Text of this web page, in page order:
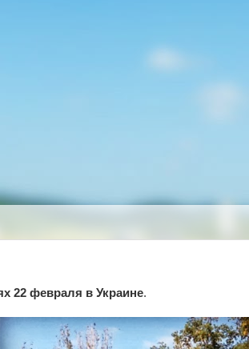
22 февраля в Украине.